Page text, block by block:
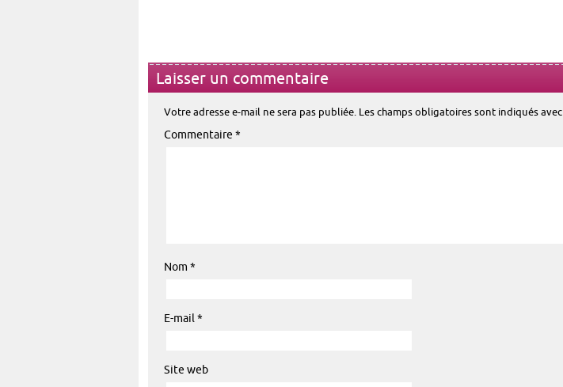
Laisser un commentaire
Votre adresse e-mail ne sera pas publiée. Les champs obligatoires sont indiqués avec
Commentaire *
Nom *
E-mail *
Site web